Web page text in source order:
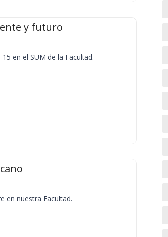
y futuro
en el SUM de la Facultad.
en nuestra Facultad.